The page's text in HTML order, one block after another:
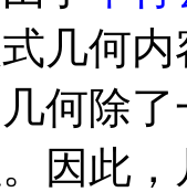
几何
何除
因此